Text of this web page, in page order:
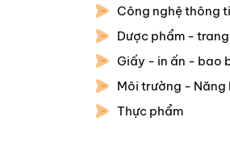
Công nghệ thông
Dược phẩm -
Giấy - in ấn - bao
Môi trường - Năng
Thực phẩm